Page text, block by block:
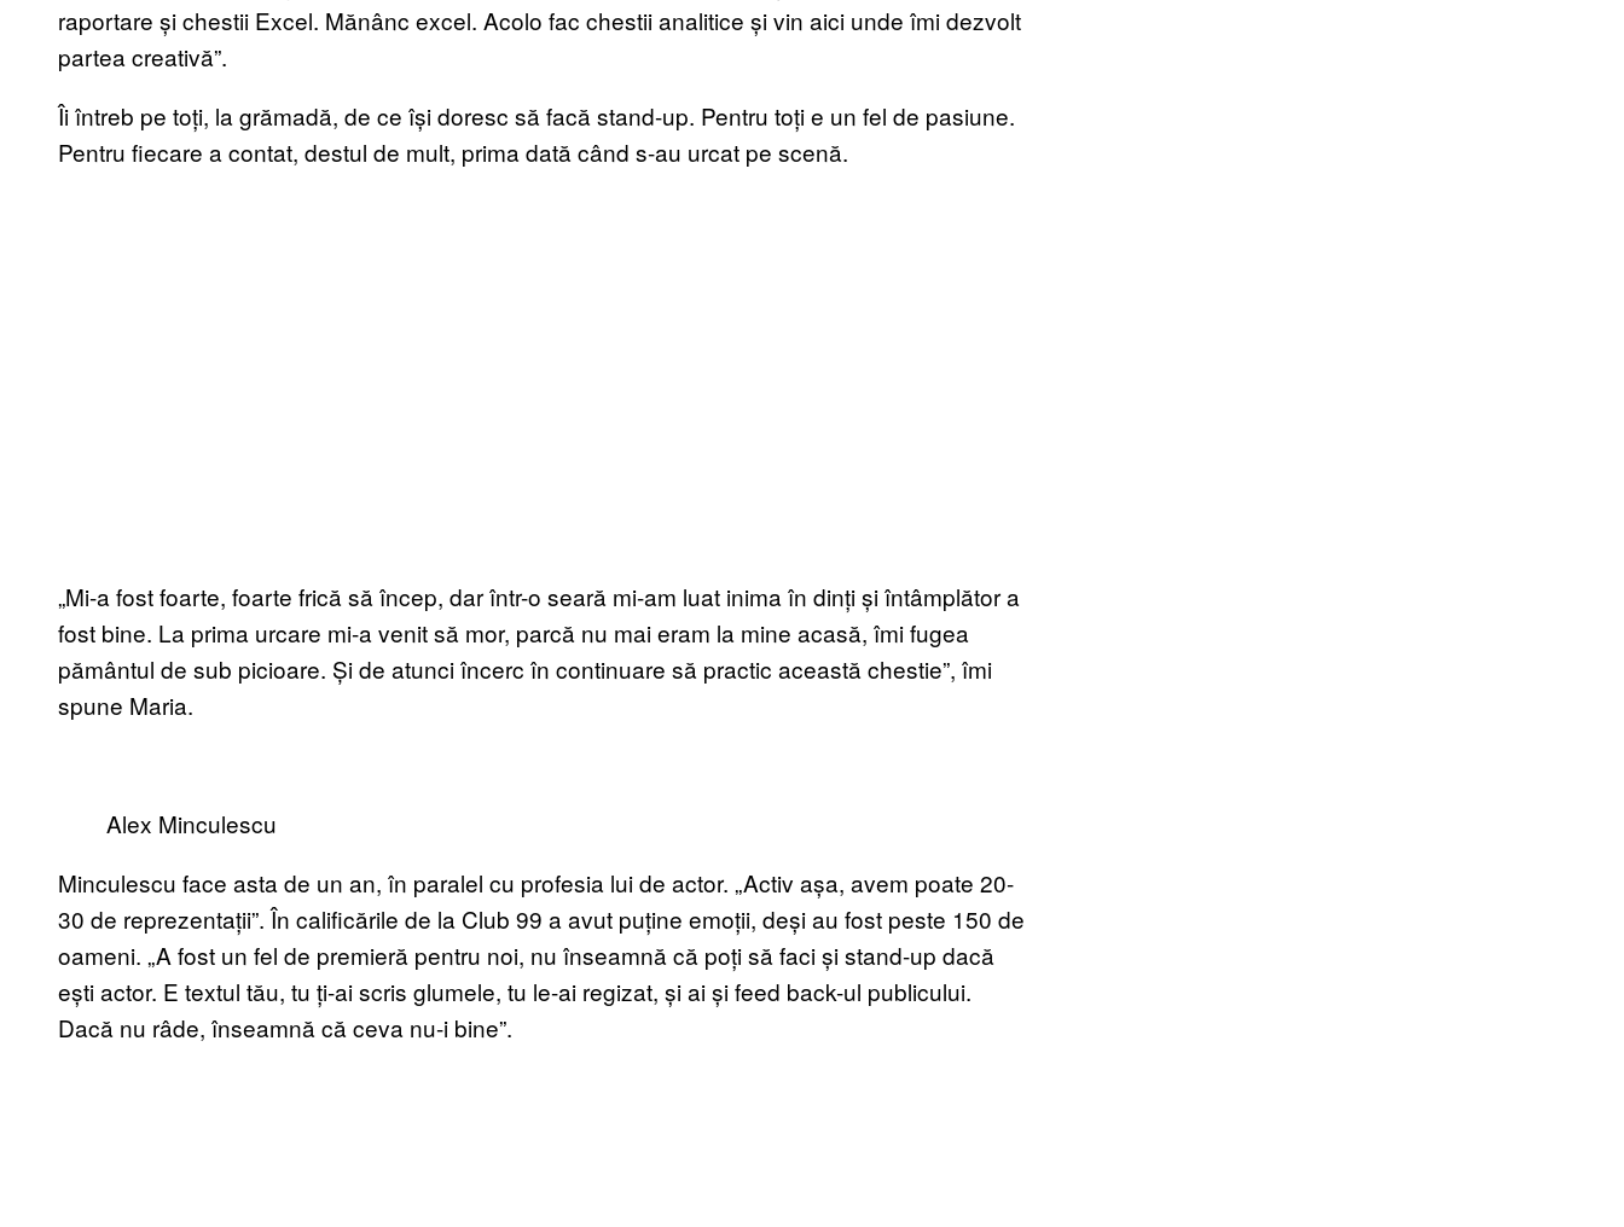
raportare și chestii Excel. Mănânc excel. Acolo fac chestii analitice și vin aici unde îmi dezvolt
partea creativă”.
Îi întreb pe toți, la grămadă, de ce își doresc să facă stand-up. Pentru toți e un fel de pasiune.
Pentru fiecare a contat, destul de mult, prima dată când s-au urcat pe scenă.
„Mi-a fost foarte, foarte frică să încep, dar într-o seară mi-am luat inima în dinți și întâmplător a
fost bine. La prima urcare mi-a venit să mor, parcă nu mai eram la mine acasă, îmi fugea
pământul de sub picioare. Și de atunci încerc în continuare să practic această chestie”, îmi
spune Maria.
Alex Minculescu
Minculescu face asta de un an, în paralel cu profesia lui de actor. „Activ așa, avem poate 20-
30 de reprezentații”. În calificările de la Club 99 a avut puține emoții, deși au fost peste 150 de
oameni. „A fost un fel de premieră pentru noi, nu înseamnă că poți să faci și stand-up dacă
ești actor. E textul tău, tu ți-ai scris glumele, tu le-ai regizat, și ai și feed back-ul publicului.
Dacă nu râde, înseamnă că ceva nu-i bine”.